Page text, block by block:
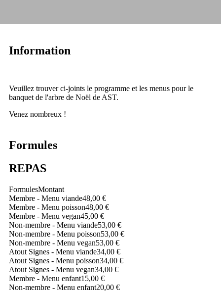
Information
Veuillez trouver ci-joints le programme et les menus pour le
banquet de l'arbre de Noël de AST.
Venez nombreux !
Formules
REPAS
FormulesMontant
Membre - Menu viande48,00 €
Membre - Menu poisson48,00 €
Membre - Menu vegan45,00 €
Non-membre - Menu viande53,00 €
Non-membre - Menu poisson53,00 €
Non-membre - Menu vegan53,00 €
Atout Signes - Menu viande34,00 €
Atout Signes - Menu poisson34,00 €
Atout Signes - Menu vegan34,00 €
Membre - Menu enfant15,00 €
Non-membre - Menu enfant20,00 €